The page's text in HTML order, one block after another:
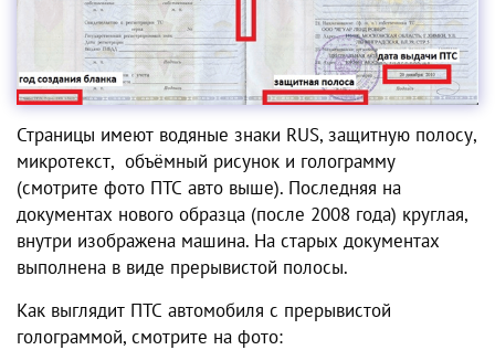
Страницы имеют водяные знаки RUS, защитную полосу,
микротекст, объёмный рисунок и голограмму
(смотрите фото ПТС авто выше). Последняя на
документах нового образца (после 2008 года) круглая,
внутри изображена машина. На старых документах
выполнена в виде прерывистой полосы.
Как выглядит ПТС автомобиля с прерывистой
голограммой, смотрите на фото: